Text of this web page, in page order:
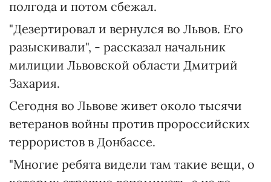
полгода и потом сбежал.
"Дезертировал и вернулся во Львов. Его
разыскивали", - рассказал начальник
милиции Львовской области Дмитрий
Захария.
Сегодня во Львове живет около тысячи
ветеранов войны против пророссийских
террористов в Донбассе.
"Многие ребята видели там такие вещи, о